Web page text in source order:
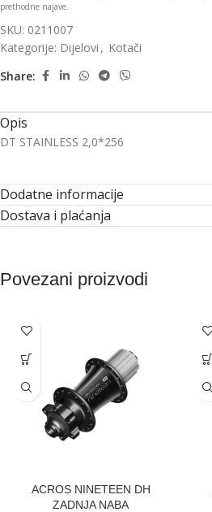
prethodne najave.
SKU: 0211007
Kategorije: Dijelovi , Kotači
Share:
Opis
DT STAINLESS 2,0*256
Dodatne informacije
Dostava i plaćanja
Povezani proizvodi
ACROS NINETEEN DH
ZADNJA NABA